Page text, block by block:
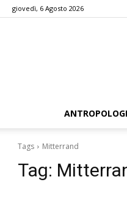
giovedì, 6 Agosto 2026
Tags Mitterrand
Tag: